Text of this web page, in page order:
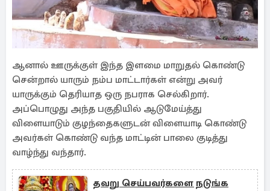
ஆனால் ஊருக்குள் இந்த இளமை மாறுதல் கொண்டு
சென்றால் யாரும் நம்ப மாட்டார்கள் என்று அவர்
யாருக்கும் தெரியாத ஒரு நபராக செல்கிறார்.
அப்பொழுது அந்த பகுதியில் ஆடுமேய்த்து
விளையாடும் குழந்தைகளுடன் விளையாடி கொண்டு
அவர்கள் கொண்டு வந்த மாட்டின் பாலை குடித்து
வாழ்ந்து வந்தார்.
தவறு செய்பவர்களை நடுங்க